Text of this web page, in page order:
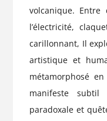
volcanique. Entre
l’électricité,
carillonnant, Il
artistique et
métamorphosé
manifeste subtil
paradoxale et